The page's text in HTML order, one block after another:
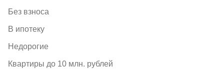
Без взноса
В ипотеку
Недорогие
Квартиры до 10 млн. рублей